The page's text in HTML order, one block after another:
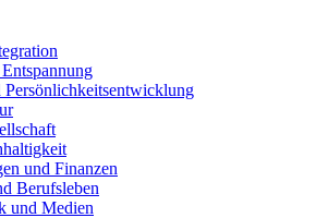
Persönlichkeitsentwicklung
und Finanzen
Berufsleben
und Medien